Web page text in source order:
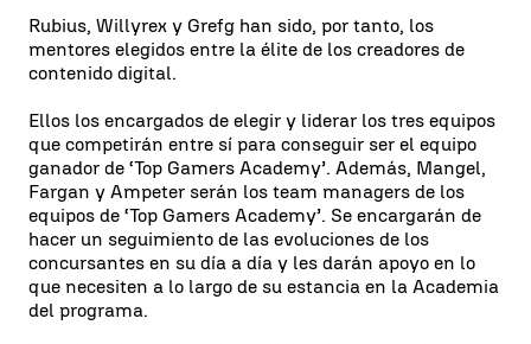
Rubius, Willyrex y Grefg han sido, por tanto, los
mentores elegidos entre la élite de los creadores de
contenido digital.
Ellos los encargados de elegir y liderar los tres equipos
que competirán entre sí para conseguir ser el equipo
ganador de ‘Top Gamers Academy’. Además, Mangel,
Fargan y Ampeter serán los team managers de los
equipos de ‘Top Gamers Academy’. Se encargarán de
hacer un seguimiento de las evoluciones de los
concursantes en su día a día y les darán apoyo en lo
que necesiten a lo largo de su estancia en la Academia
del programa.